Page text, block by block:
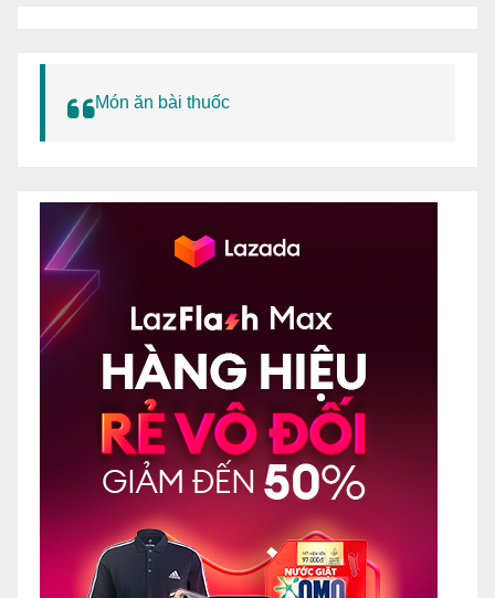
Món ăn bài thuốc